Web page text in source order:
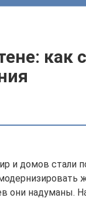
как
и домов стали
они надуманы.